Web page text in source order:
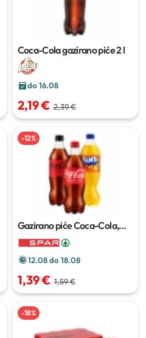
Coca-Cola gazirano piće2 l
do 16.08
2,19 € 2,39 €
-12%
Gazirano piće Coca-Cola,
Fanta ili Sprite
12.08 do 18.08
1,39 € 1,59 €
-18%